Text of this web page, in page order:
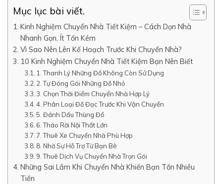
Mục lục bài viết.
Kinh Nghiệm Chuyển Nhà Tiết Kiệm – Cách Dọn Nhà
Nhanh Gọn, Ít Tốn Kém
Vì Sao Nên Lên Kế Hoạch Trước Khi Chuyển Nhà?
10 Kinh Nghiệm Chuyển Nhà Tiết Kiệm Bạn Nên Biết
1. Thanh Lý Những Đồ Không Còn Sử Dụng
2. Tự Đóng Gói Những Đồ Nhỏ
3. Chọn Thời Điểm Chuyển Nhà Hợp Lý
4. Phân Loại Đồ Đạc Trước Khi Vận Chuyển
5. Đánh Dấu Thùng Đồ
6. Tháo Rời Nội Thất Lớn
7. Thuê Xe Chuyển Nhà Phù Hợp
8. Nhờ Sự Hỗ Trợ Từ Bạn Bè
9. Thuê Dịch Vụ Chuyển Nhà Trọn Gói
Những Sai Lầm Khi Chuyển Nhà Khiến Bạn Tốn Nhiều
Tiền